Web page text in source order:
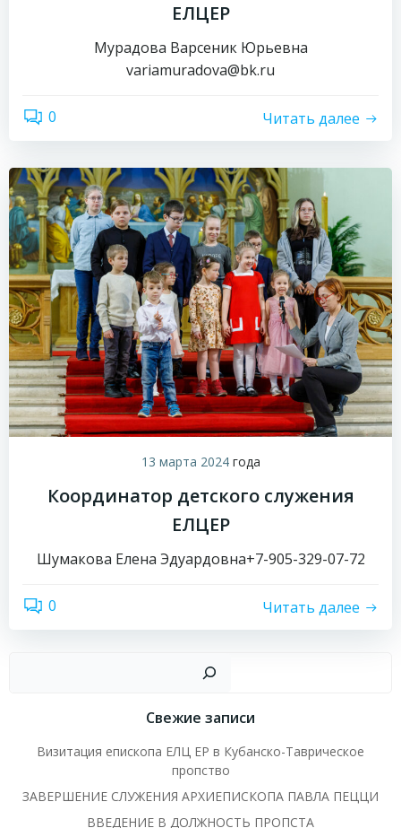
ЕЛЦЕР
Мурадова Варсеник Юрьевна
variamuradova@bk.ru
0 Читать далее
13 марта 2024 года
Координатор детского служения
ЕЛЦЕР
Шумакова Елена Эдуардовна+7-905-329-07-72
0 Читать далее
Свежие записи
Визитация епископа ЕЛЦ ЕР в Кубанско-Таврическое
пропство
ЗАВЕРШЕНИЕ СЛУЖЕНИЯ АРХИЕПИСКОПА ПАВЛА ПЕЦЦИ
ВВЕДЕНИЕ В ДОЛЖНОСТЬ ПРОПСТА